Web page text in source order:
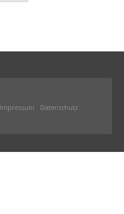
Impressum
Datenschutz